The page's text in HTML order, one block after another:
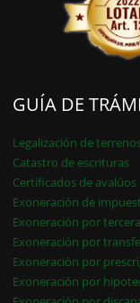
GUÍA DE
Legalización de
Catastro de escrituras
Certificados de avalúos
Exoneración de
Exoneración por
Exoneración por
Exoneración por
Exoneración por